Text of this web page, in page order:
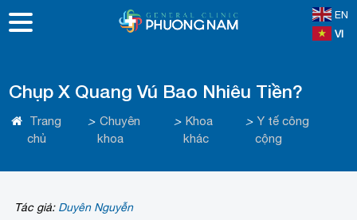
EN
VI
Chụp X Quang Vú Bao Nhiêu Tiền?
Trang
chủ
> Chuyên
khoa
> Khoa
khác
> Y tế công
cộng
Tác giả: Duyên Nguyễn